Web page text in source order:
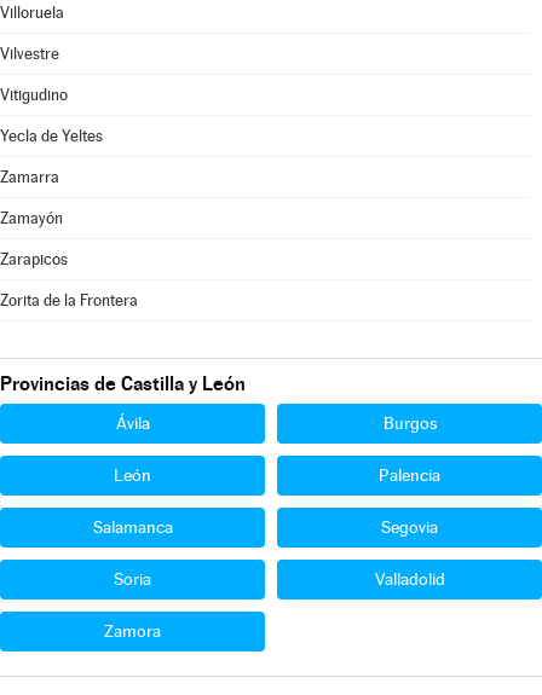
Villoruela
Vilvestre
Vitigudino
Yecla de Yeltes
Zamarra
Zamayón
Zarapicos
Zorita de la Frontera
Provincias de Castilla y León
Ávila Burgos
León Palencia
Salamanca Segovia
Soria Valladolid
Zamora